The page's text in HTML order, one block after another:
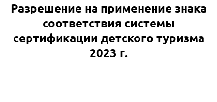
Разрешение на применение знака
соответствия системы
сертификации детского туризма
2023 г.